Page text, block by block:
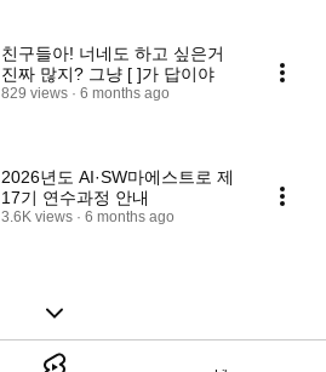
친구들아! 너네도 하고 싶은거
진짜 많지? 그냥 [ ]가 답이야
829 views 6 months ago
2026년도 AI·SW마에스트로 제
17기 연수과정 안내
3.6K views 6 months ago